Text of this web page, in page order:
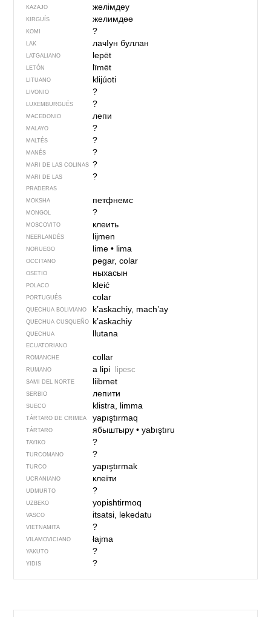
KAZAJO желімдеу
KIRGUÍS желимдөө
KOMI ?
LAK лачIун буллан
LATGALIANO lepēt
LETÓN līmēt
LITUANO klijúoti
LIVONIO ?
LUXEMBURGUÉS ?
MACEDONIO лепи
MALAYO ?
MALTÉS ?
MANÉS ?
MARI DE LAS COLINAS ?
MARI DE LAS
PRADERAS
?
MOKSHA петфнемс
MONGOL ?
MOSCOVITO клеить
NEERLANDÉS lijmen
NORUEGO lime• lima
OCCITANO pegar, colar
OSETIO ныхасын
POLACO kleić
PORTUGUÉS colar
QUECHUA BOLIVIANO k’askachiy, mach’ay
QUECHUA CUSQUEÑO k’askachiy
QUECHUA
ECUATORIANO
llutana
ROMANCHE collar
RUMANO a lipi lipesc
SAMI DEL NORTE liibmet
SERBIO лепити
SUECO klistra, limma
TÁRTARO DE CRIMEA yapıştırmaq
TÁRTARO ябыштыру• yabıştıru
TAYIKO ?
TURCOMANO ?
TURCO yapıştırmak
UCRANIANO клеїти
UDMURTO ?
UZBEKO yopishtirmoq
VASCO itsatsi, lekedatu
VIETNAMITA ?
VILAMOVICIANO łajma
YAKUTO ?
YIDIS ?